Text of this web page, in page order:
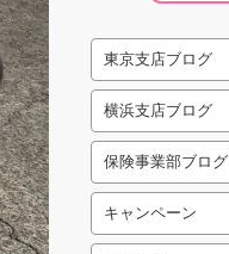
東京支店ブログ
横浜支店ブログ
保険事業部ブログ
キャンペーン